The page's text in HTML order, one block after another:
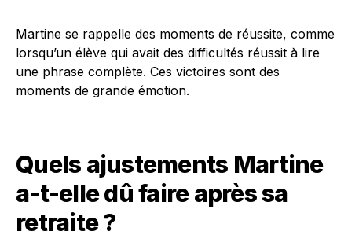
Martine se rappelle des moments de réussite, comme
lorsqu’un élève qui avait des difficultés réussit à lire
une phrase complète. Ces victoires sont des
moments de grande émotion.
Quels ajustements Martine
a-t-elle dû faire après sa
retraite ?